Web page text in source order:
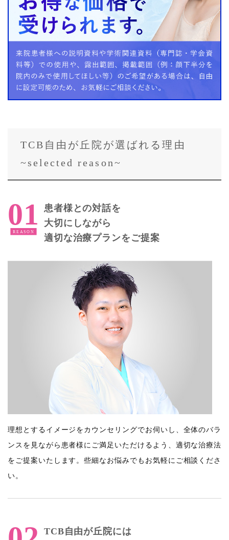
TCB自由が丘院が選ばれる理由
~selected reason~
患者様との対話を
大切にしながら
適切な治療プランをご提案
理想とするイメージをカウンセリングでお伺いし、全体のバラ
ンスを見ながら患者様にご満足いただけるよう、適切な治療法
をご提案いたします。些細なお悩みでもお気軽にご相談くださ
い。
TCB自由が丘院には